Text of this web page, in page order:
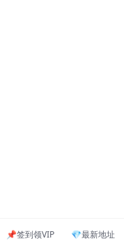
📌签到领VIP 💎最新地址